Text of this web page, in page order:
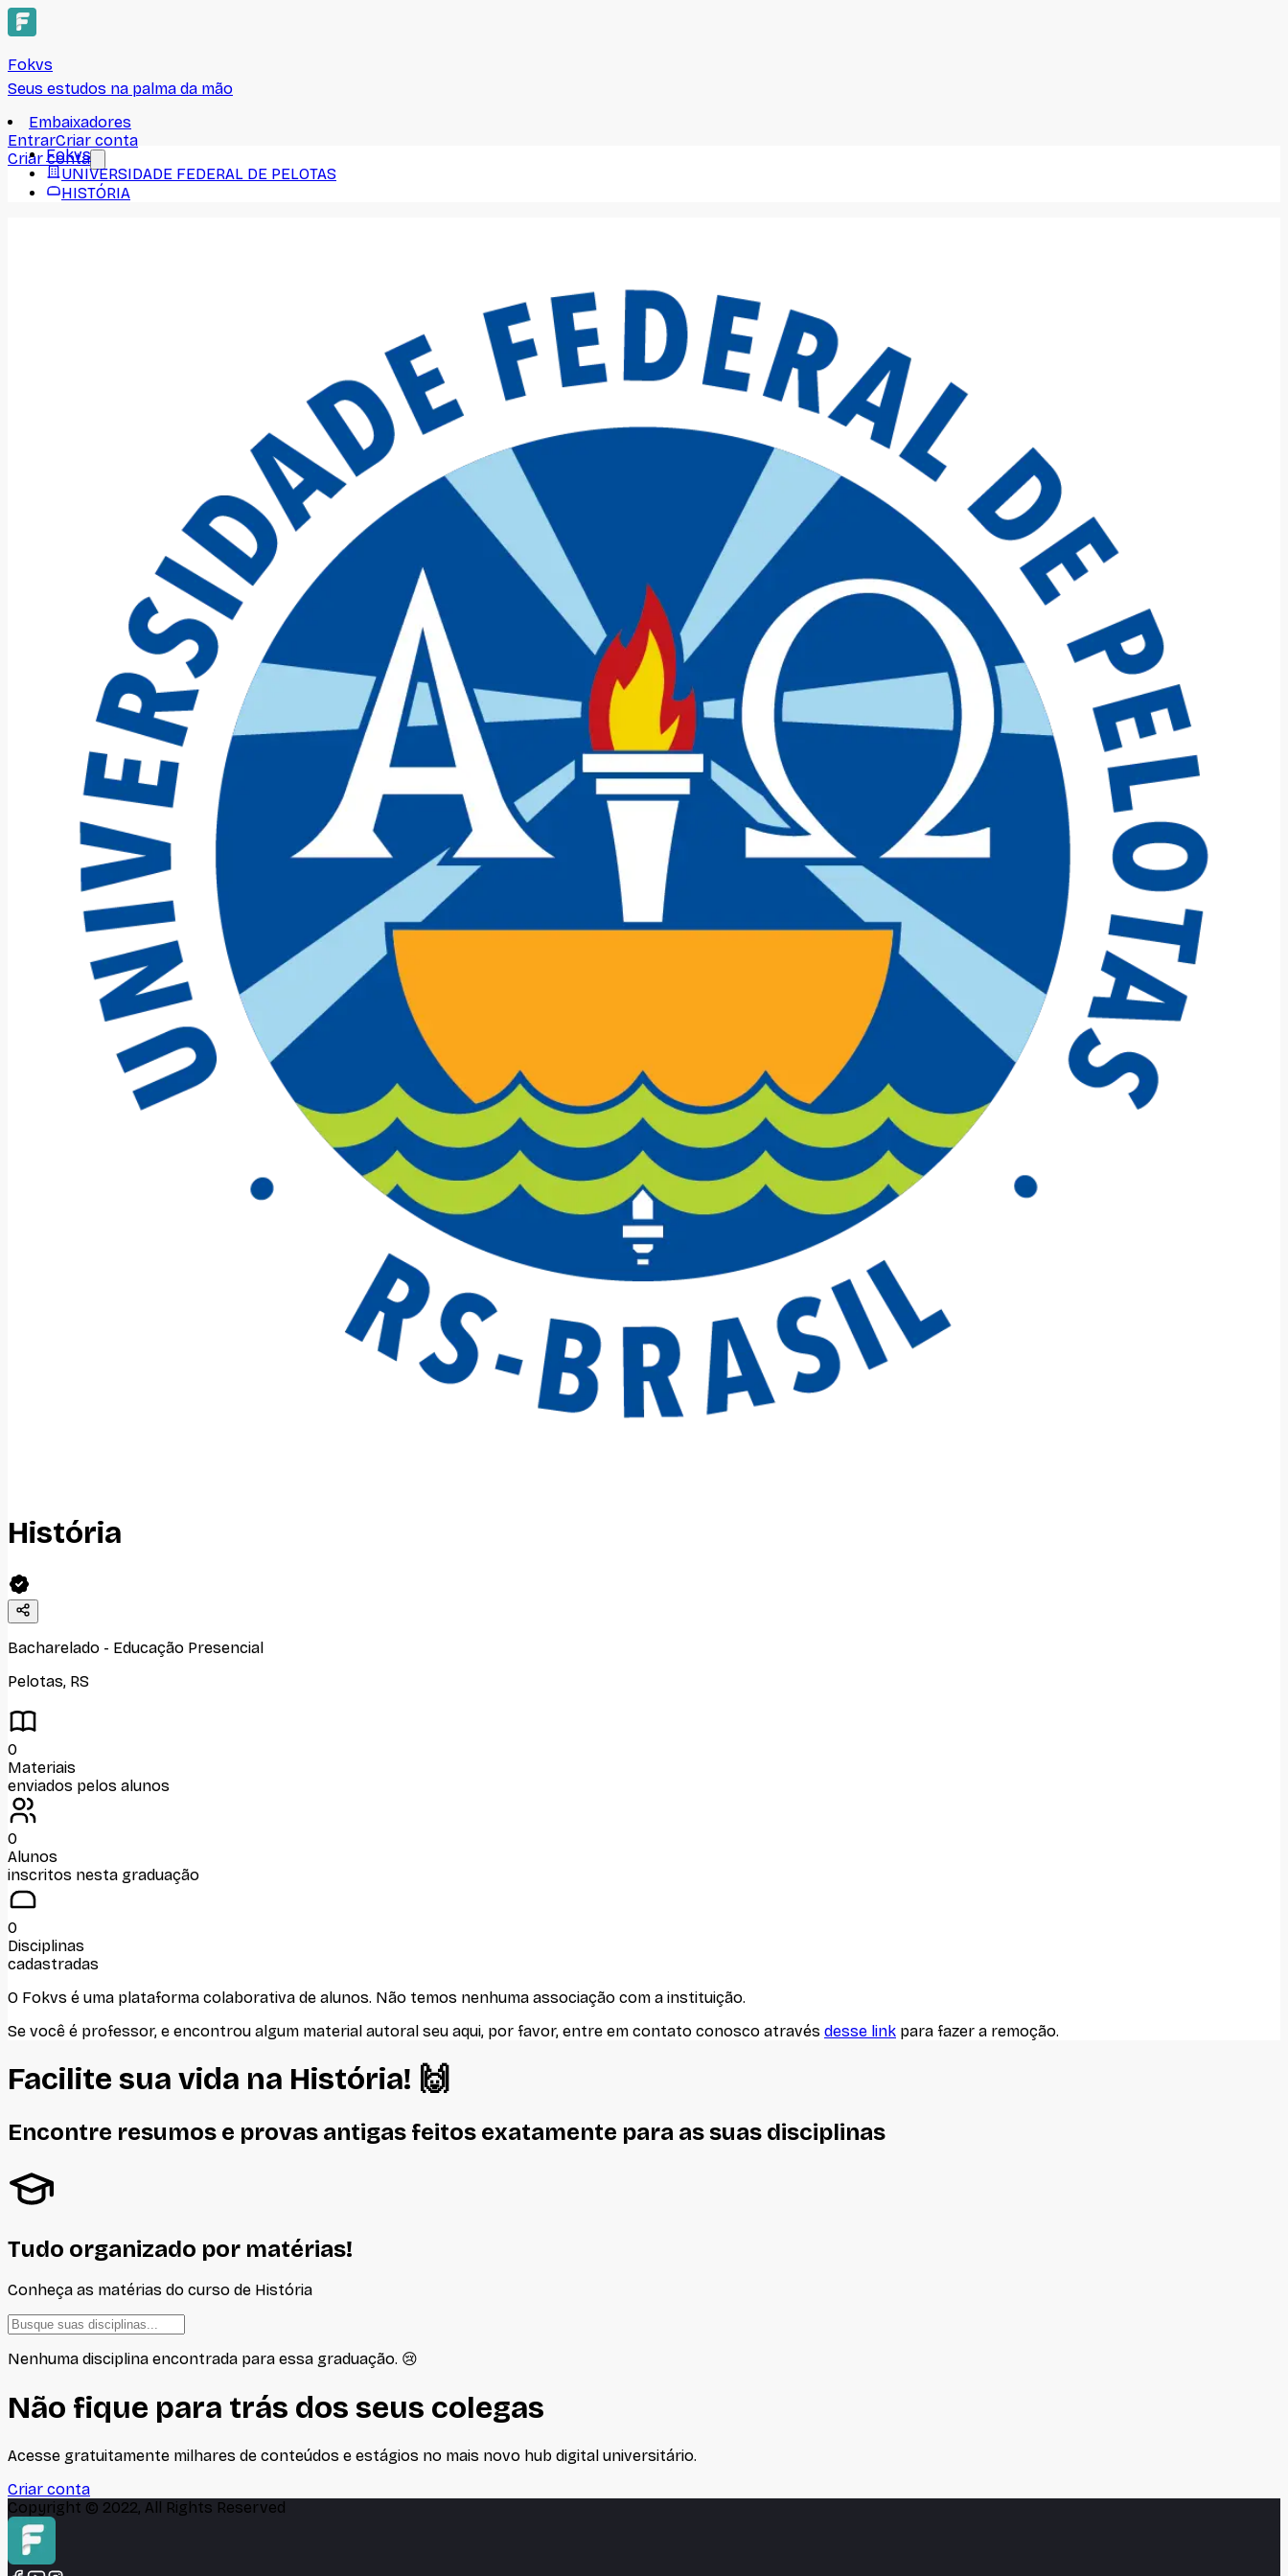
Fokvs
Seus estudos na palma da mão
Embaixadores
EntrarCriar conta
Criar conta
Fokvs
UNIVERSIDADE FEDERAL DE PELOTAS
HISTÓRIA
História
Bacharelado - Educação Presencial
Pelotas, RS
0
Materiais
enviados pelos alunos
0
Alunos
inscritos nesta graduação
0
Disciplinas
cadastradas
O Fokvs é uma plataforma colaborativa de alunos. Não temos nenhuma associação com a instituição.
Se você é professor, e encontrou algum material autoral seu aqui, por favor, entre em contato conosco através desse link para fazer a remoção.
Facilite sua vida na História! 🙌
Encontre resumos e provas antigas feitos exatamente para as suas disciplinas
Tudo organizado por matérias!
Conheça as matérias do curso de História
Nenhuma disciplina encontrada para essa graduação. 😢
Não fique para trás dos seus colegas
Acesse gratuitamente milhares de conteúdos e estágios no mais novo hub digital universitário.
Criar conta
Copyright © 2022, All Rights Reserved